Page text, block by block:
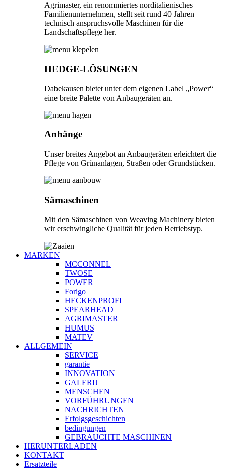
Agrimaster, ein renommiertes norditalienisches
Familienunternehmen, stellt seit rund 40 Jahren
technisch anspruchsvolle Maschinen für die
Landschaftspflege her.
HEDGE-LÖSUNGEN
Dabekausen bietet unter dem eigenen Label „Power“
eine breite Palette von Anbaugeräten an.
Anhänge
Unser breites Angebot an Anbaugeräten erleichtert die
Pflege von Grünanlagen, Straßen oder Grundstücken.
Sämaschinen
Mit den Sämaschinen von Weaving Machinery bieten
wir erschwingliche Qualität für jeden Betriebstyp.
MARKEN
MCCONNEL
TWOSE
POWER
Forigo
HECKENPROFI
SPEARHEAD
AGRIMASTER
HUMUS
MATEV
ALLGEMEIN
SERVICE
garantie
INNOVATION
GALERIJ
MENSCHEN
VORFÜHRUNGEN
NACHRICHTEN
Erfolgsgeschichten
bedingungen
GEBRAUCHTE MASCHINEN
HERUNTERLADEN
KONTAKT
Ersatzteile